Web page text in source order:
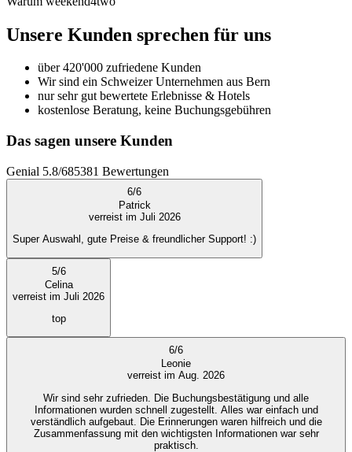
Unsere Kunden sprechen für uns
über 420'000 zufriedene Kunden
Wir sind ein Schweizer Unternehmen aus Bern
nur sehr gut bewertete Erlebnisse & Hotels
kostenlose Beratung, keine Buchungsgebühren
Das sagen unsere Kunden
Genial 5.8/685381 Bewertungen
6/6
Patrick
verreist im Juli 2026
Super Auswahl, gute Preise & freundlicher Support! :)
5/6
Celina
verreist im Juli 2026
top
6/6
Leonie
verreist im Aug. 2026
Wir sind sehr zufrieden. Die Buchungsbestätigung und alle
Informationen wurden schnell zugestellt. Alles war einfach und
verständlich aufgebaut. Die Erinnerungen waren hilfreich und die
Zusammenfassung mit den wichtigsten Informationen war sehr
praktisch.